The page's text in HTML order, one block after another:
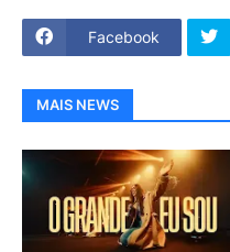
Facebook
MAIS NEWS